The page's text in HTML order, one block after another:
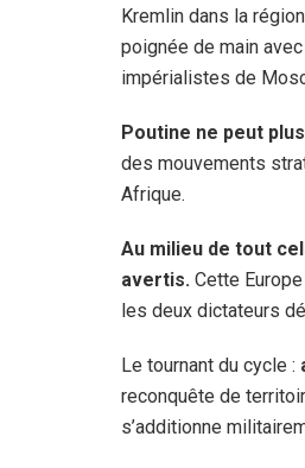
Kremlin dans la
poignée de main
impérialistes de
Poutine ne peut
des mouvements
Afrique.
Au milieu de tout
avertis. Cette
les deux dictateurs
Le tournant du cycle :
reconquête de
s’additionne